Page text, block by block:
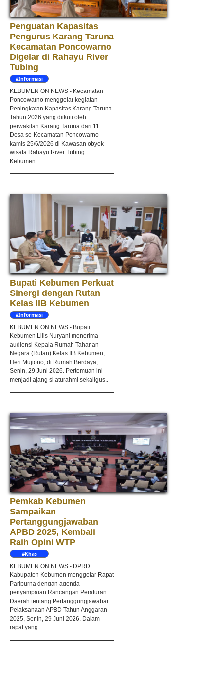
Penguatan Kapasitas
Pengurus Karang Taruna
Kecamatan Poncowarno
Digelar di Rahayu River
Tubing
#Informasi
KEBUMEN ON NEWS - Kecamatan
Poncowarno menggelar kegiatan
Peningkatan Kapasitas Karang Taruna
Tahun 2026 yang diikuti oleh
perwakilan Karang Taruna dari 11
Desa se-Kecamatan Poncowarno
kamis 25/6/2026 di Kawasan obyek
wisata Rahayu River Tubing
Kebumen....
Bupati Kebumen Perkuat
Sinergi dengan Rutan
Kelas IIB Kebumen
#Informasi
KEBUMEN ON NEWS - Bupati
Kebumen Lilis Nuryani menerima
audiensi Kepala Rumah Tahanan
Negara (Rutan) Kelas IIB Kebumen,
Heri Mujiono, di Rumah Berdaya,
Senin, 29 Juni 2026. Pertemuan ini
menjadi ajang silaturahmi sekaligus...
Pemkab Kebumen
Sampaikan
Pertanggungjawaban
APBD 2025, Kembali
Raih Opini WTP
#Khas
KEBUMEN ON NEWS - DPRD
Kabupaten Kebumen menggelar Rapat
Paripurna dengan agenda
penyampaian Rancangan Peraturan
Daerah tentang Pertanggungjawaban
Pelaksanaan APBD Tahun Anggaran
2025, Senin, 29 Juni 2026. Dalam
rapat yang...